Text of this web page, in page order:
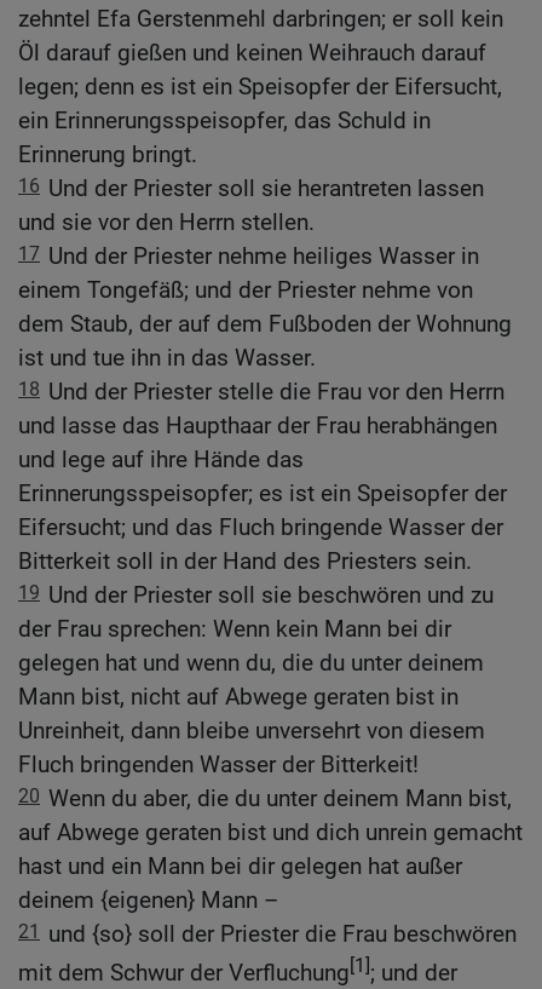
zehntel Efa Gerstenmehl darbringen; er soll kein
Öl darauf gießen und keinen Weihrauch darauf
legen; denn es ist ein Speisopfer der Eifersucht,
ein Erinnerungsspeisopfer, das Schuld in
Erinnerung bringt.
16 Und der Priester soll sie herantreten lassen
und sie vor den Herrn stellen.
17 Und der Priester nehme heiliges Wasser in
einem Tongefäß; und der Priester nehme von
dem Staub, der auf dem Fußboden der Wohnung
ist und tue ihn in das Wasser.
18 Und der Priester stelle die Frau vor den Herrn
und lasse das Haupthaar der Frau herabhängen
und lege auf ihre Hände das
Erinnerungsspeisopfer; es ist ein Speisopfer der
Eifersucht; und das Fluch bringende Wasser der
Bitterkeit soll in der Hand des Priesters sein.
19 Und der Priester soll sie beschwören und zu
der Frau sprechen: Wenn kein Mann bei dir
gelegen hat und wenn du, die du unter deinem
Mann bist, nicht auf Abwege geraten bist in
Unreinheit, dann bleibe unversehrt von diesem
Fluch bringenden Wasser der Bitterkeit!
20 Wenn du aber, die du unter deinem Mann bist,
auf Abwege geraten bist und dich unrein gemacht
hast und ein Mann bei dir gelegen hat außer
deinem {eigenen} Mann –
21 und {so} soll der Priester die Frau beschwören
mit dem Schwur der Verfluchung[1]; und der